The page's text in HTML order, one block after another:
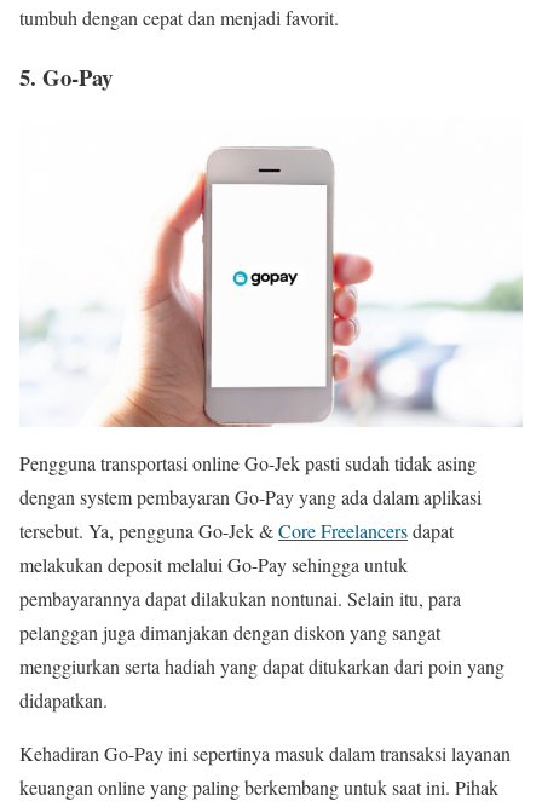
tumbuh dengan cepat dan menjadi favorit.
5. Go-Pay
Pengguna transportasi online Go-Jek pasti sudah tidak asing
dengan system pembayaran Go-Pay yang ada dalam aplikasi
tersebut. Ya, pengguna Go-Jek &Core Freelancersdapat
melakukan deposit melalui Go-Pay sehingga untuk
pembayarannya dapat dilakukan nontunai. Selain itu, para
pelanggan juga dimanjakan dengan diskon yang sangat
menggiurkan serta hadiah yang dapat ditukarkan dari poin yang
didapatkan.
Kehadiran Go-Pay ini sepertinya masuk dalam transaksi layanan
keuangan online yang paling berkembang untuk saat ini. Pihak